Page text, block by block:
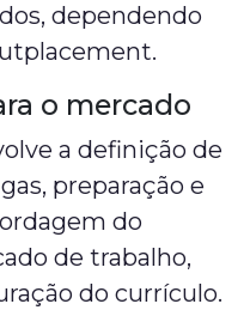
dependendo
o mercado
a definição de
preparação e
do
de trabalho,
do currículo.